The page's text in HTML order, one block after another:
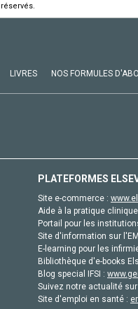
LIVRES NOS FORMULES
PLATEFORMES
Site e-commerce :
Aide à la pratique
Portail pour les
Site d'information sur
E-learning pour les
Bibliothèque d'e-books
Blog special IFSI :
Suivez notre actualité
Site d'emploi en santé :